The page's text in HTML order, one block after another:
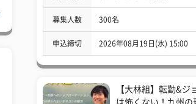
募集人数 300名
申込締切 2026年08月19日(水) 15:00
【大林組】転勤&ジ
は怖くない！九州の